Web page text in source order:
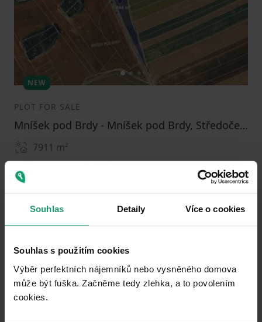
Souhlas Detaily Více o cookies
Souhlas s použitím cookies
Výběr perfektních nájemníků nebo vysněného domova
může být fuška. Začněme tedy zlehka, a to povolením
cookies.​
12 3
NEW
PLOT FOR SALE
Mníšek pod Brdy - Mníšek pod Brdy, Středočeský Region
7911 m²
Public transport 2 minutes by car
790000